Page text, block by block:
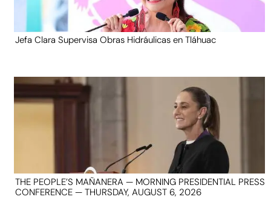
Jefa Clara Supervisa Obras Hidráulicas en Tláhuac
THE PEOPLE’S MAÑANERA — MORNING PRESIDENTIAL PRESS
CONFERENCE — THURSDAY, AUGUST 6, 2026